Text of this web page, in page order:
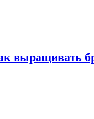
выращивать